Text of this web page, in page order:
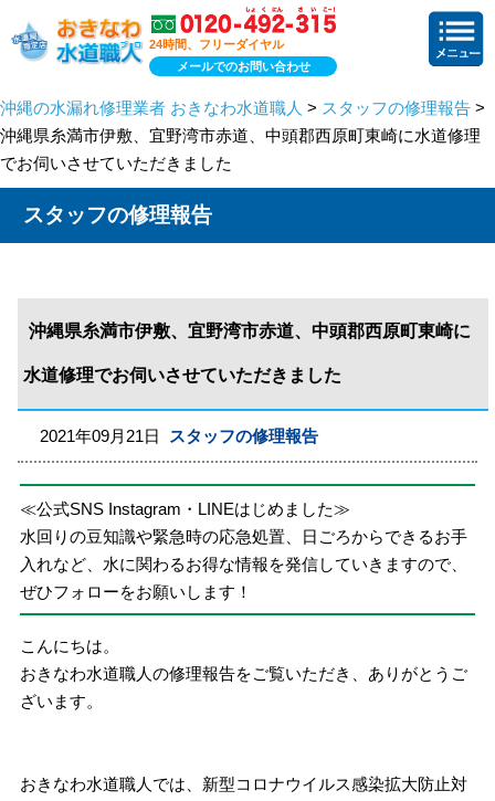
24時間、フリーダイヤル
メールでのお問い合わせ
沖縄の水漏れ修理業者 おきなわ水道職人 > スタッフの修理報告 >
沖縄県糸満市伊敷、宜野湾市赤道、中頭郡西原町東崎に水道修理
でお伺いさせていただきました
スタッフの修理報告
沖縄県糸満市伊敷、宜野湾市赤道、中頭郡西原町東崎に
水道修理でお伺いさせていただきました
2021年09月21日 スタッフの修理報告
≪公式SNS Instagram・LINEはじめました≫
水回りの豆知識や緊急時の応急処置、日ごろからできるお手
入れなど、水に関わるお得な情報を発信していきますので、
ぜひフォローをお願いします！
こんにちは。
おきなわ水道職人の修理報告をご覧いただき、ありがとうご
ざいます。
おきなわ水道職人では、新型コロナウイルス感染拡大防止対